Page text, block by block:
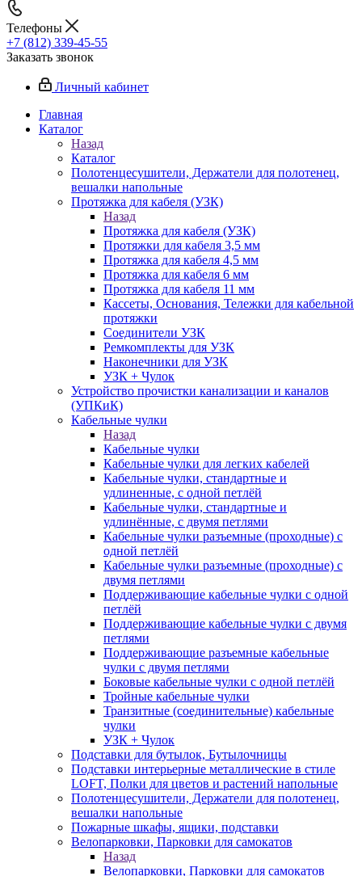
Телефоны
+7 (812) 339-45-55
Заказать звонок
Личный кабинет
Главная
Каталог
Назад
Каталог
Полотенцесушители, Держатели для полотенец,
вешалки напольные
Протяжка для кабеля (УЗК)
Назад
Протяжка для кабеля (УЗК)
Протяжки для кабеля 3,5 мм
Протяжка для кабеля 4,5 мм
Протяжка для кабеля 6 мм
Протяжка для кабеля 11 мм
Кассеты, Основания, Тележки для кабельной
протяжки
Соединители УЗК
Ремкомплекты для УЗК
Наконечники для УЗК
УЗК + Чулок
Устройство прочистки канализации и каналов
(УПКиК)
Кабельные чулки
Назад
Кабельные чулки
Кабельные чулки для легких кабелей
Кабельные чулки, стандартные и
удлиненные, с одной петлёй
Кабельные чулки, стандартные и
удлинённые, с двумя петлями
Кабельные чулки разъемные (проходные) с
одной петлёй
Кабельные чулки разъемные (проходные) с
двумя петлями
Поддерживающие кабельные чулки с одной
петлёй
Поддерживающие кабельные чулки с двумя
петлями
Поддерживающие разъемные кабельные
чулки с двумя петлями
Боковые кабельные чулки с одной петлёй
Тройные кабельные чулки
Транзитные (соединительные) кабельные
чулки
УЗК + Чулок
Подставки для бутылок, Бутылочницы
Подставки интерьерные металлические в стиле
LOFT, Полки для цветов и растений напольные
Полотенцесушители, Держатели для полотенец,
вешалки напольные
Пожарные шкафы, ящики, подставки
Велопарковки, Парковки для самокатов
Назад
Велопарковки, Парковки для самокатов